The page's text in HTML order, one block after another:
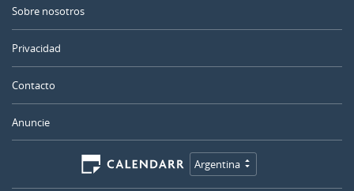
Sobre nosotros
Privacidad
Contacto
Anuncie
Argentina